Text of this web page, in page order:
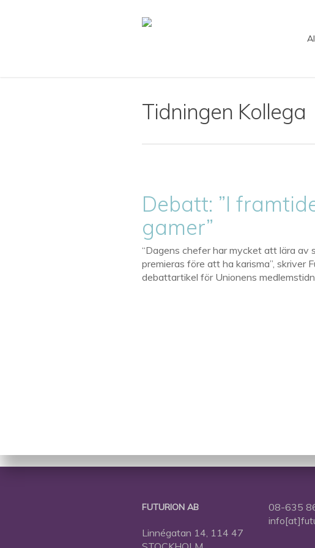
Tidningen Kollega
Debatt: ”I
gamer”
“Dagens chefer har mycket att lära av
premieras före att ha karisma”, skriver
debattartikel för Unionens
FUTURION AB
Linnégatan 14, 114 47
08-635